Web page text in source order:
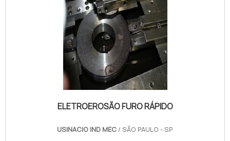
ELETROEROSÃO FURO RÁPIDO
USINACIO IND MEC / SÃO PAULO - SP